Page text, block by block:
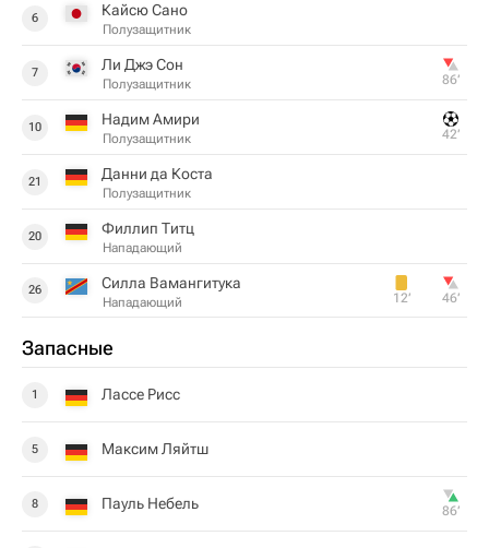
6 Кайсю Сано
Полузащитник
7 Ли Джэ Сон
Полузащитник 86‎’‎
10 Надим Амири
Полузащитник 42‎’‎
21 Данни да Коста
Полузащитник
20 Филлип Титц
Нападающий
26 Силла Вамангитука
Нападающий 12‎’‎ 46‎’‎
Запасные
1 Лассе Рисс
5 Максим Ляйтш
8 Пауль Небель 86‎’‎